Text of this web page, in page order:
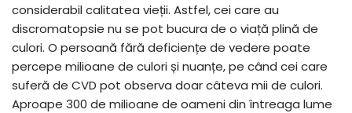
considerabil calitatea vieții. Astfel, cei care au
discromatopsie nu se pot bucura de o viață plină de
culori. O persoană fără deficiențe de vedere poate
percepe milioane de culori și nuanțe, pe când cei care
suferă de CVD pot observa doar câteva mii de culori.
Aproape 300 de milioane de oameni din întreaga lume